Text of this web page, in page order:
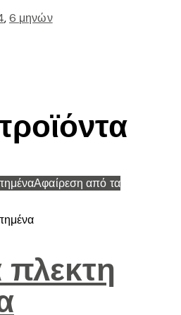
,6 μηνών
Αφαίρεση από τα
πλεκτη